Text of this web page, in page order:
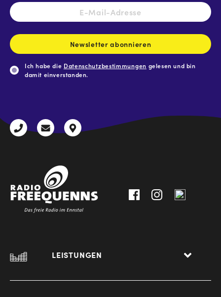
E-
Mail-
Newsletter abonnieren
Ich habe die Datenschutzbestimmungen gelesen und bin
damit einverstanden.
+43
radio@freequenns.at
Kulturhausstraße
LEISTUNGEN